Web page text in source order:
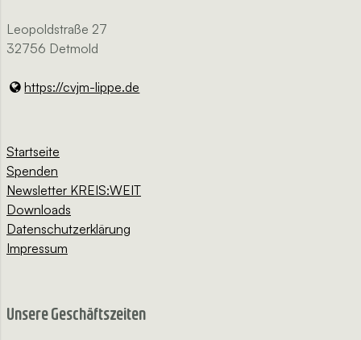
Leopoldstraße 27
32756 Detmold
https://cvjm-lippe.​de
Startseite
Spenden
Newsletter KREIS:WEIT
Downloads
Datenschutzerklärung
Impressum
Unsere Geschäftszeiten